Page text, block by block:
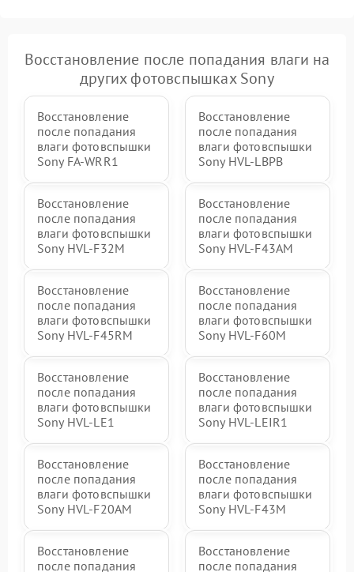
Восстановление после попадания влаги на
других фотовспышках Sony
Восстановление
после попадания
влаги фотовспышки
Sony FA-WRR1
Восстановление
после попадания
влаги фотовспышки
Sony HVL-LBPB
Восстановление
после попадания
влаги фотовспышки
Sony HVL-F32M
Восстановление
после попадания
влаги фотовспышки
Sony HVL-F43AM
Восстановление
после попадания
влаги фотовспышки
Sony HVL-F45RM
Восстановление
после попадания
влаги фотовспышки
Sony HVL-F60M
Восстановление
после попадания
влаги фотовспышки
Sony HVL-LE1
Восстановление
после попадания
влаги фотовспышки
Sony HVL-LEIR1
Восстановление
после попадания
влаги фотовспышки
Sony HVL-F20AM
Восстановление
после попадания
влаги фотовспышки
Sony HVL-F43M
Восстановление
после попадания
Восстановление
после попадания